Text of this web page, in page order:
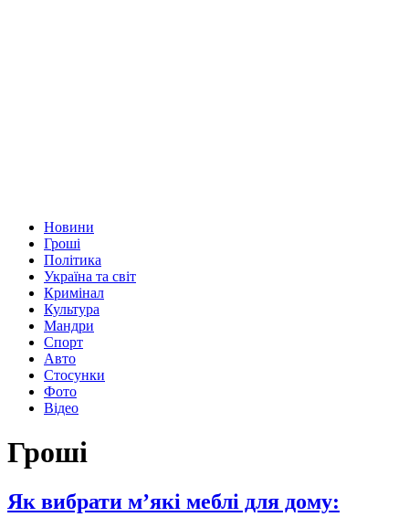
Новини
Гроші
Політика
Україна та світ
Кримінал
Культура
Мандри
Спорт
Авто
Стосунки
Фото
Відео
Гроші
Як вибрати м’які меблі для дому: